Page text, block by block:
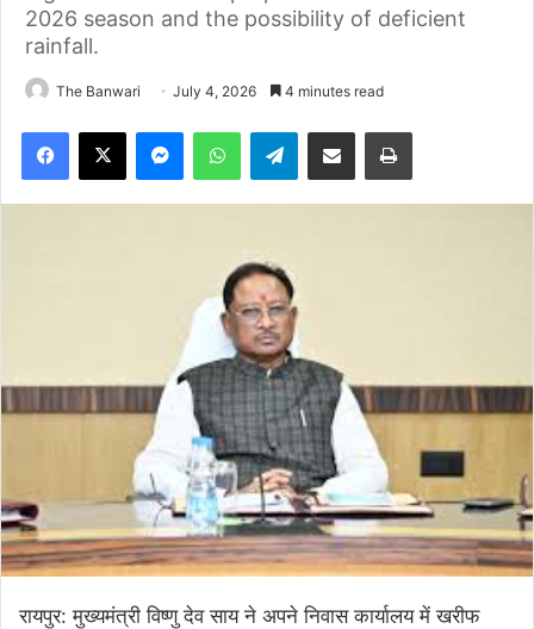
2026 season and the possibility of deficient
rainfall.
The Banwari July 4, 2026 4 minutes read
Facebook
X MessengerWhatsAppTelegramShare via Email Print
रायपुर: मुख्यमंत्री विष्णु देव साय ने अपने निवास कार्यालय में खरीफ